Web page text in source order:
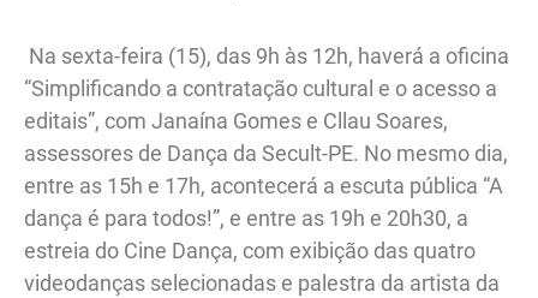
Na sexta-feira (15), das 9h às 12h, haverá a oficina
“Simplificando a contratação cultural e o acesso a
editais”, com Janaína Gomes e Cllau Soares,
assessores de Dança da Secult-PE. No mesmo dia,
entre as 15h e 17h, acontecerá a escuta pública “A
dança é para todos!”, e entre as 19h e 20h30, a
estreia do Cine Dança, com exibição das quatro
videodanças selecionadas e palestra da artista da